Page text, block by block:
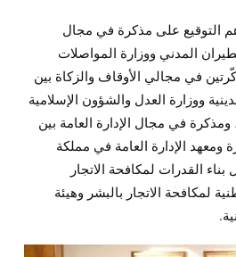
التوقيع على مذكرة في مجال
المدني ووزارة المواصلات
في مجالي الأوقاف والزكاة بين
ووزارة العدل والشؤون الإسلامية
ومذكرة في مجال الإدارة العامة بين
ومعهد الإدارة العامة في مملكة
القدرات لمكافحة الاتجار
لمكافحة الاتجار بالبشر وهيئة